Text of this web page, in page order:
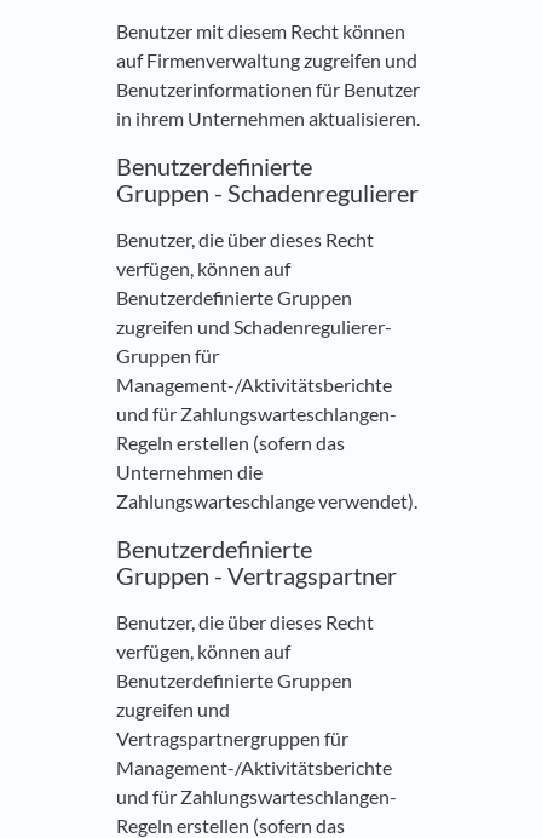
Benutzer mit diesem Recht können
auf Firmenverwaltung zugreifen und
Benutzerinformationen für Benutzer
in ihrem Unternehmen aktualisieren.
Benutzerdefinierte
Gruppen - Schadenregulierer
Benutzer, die über dieses Recht
verfügen, können auf
Benutzerdefinierte Gruppen
zugreifen und Schadenregulierer-
Gruppen für
Management-/Aktivitätsberichte
und für Zahlungswarteschlangen-
Regeln erstellen (sofern das
Unternehmen die
Zahlungswarteschlange verwendet).
Benutzerdefinierte
Gruppen - Vertragspartner
Benutzer, die über dieses Recht
verfügen, können auf
Benutzerdefinierte Gruppen
zugreifen und
Vertragspartnergruppen für
Management-/Aktivitätsberichte
und für Zahlungswarteschlangen-
Regeln erstellen (sofern das